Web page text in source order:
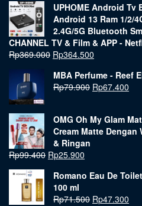
UPHOME Android Tv
Android 13 Ram 1/2/
2.4G/5G Bluetooth
CHANNEL TV & Film & APP -
Rp369.000 Rp364.500
MBA Perfume - Reef
Rp79.900 Rp67.400
OMG Oh My Glam
Cream Matte Dengan
& Ringan
Rp99.400 Rp25.900
Romano Eau De
100 ml
Rp71.500 Rp47.300